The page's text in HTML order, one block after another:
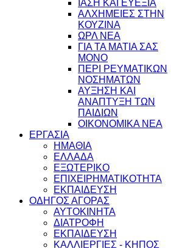
ΙΑΣΗ ΚΑΙ ΕΥΕΞΙΑ
ΑΛΧΗΜΕΙΕΣ ΣΤΗΝ
ΚΟΥΖΙΝΑ
ΩΡΛ ΝEA
ΓΙΑ ΤΑ ΜΑΤΙΑ ΣΑΣ
ΜΟΝΟ
ΠΕΡΙ ΡΕΥΜΑΤΙΚΩΝ
ΝΟΣΗΜΑΤΩΝ
ΑΥΞΗΣΗ ΚΑΙ
ΑΝΑΠΤΥΞΗ ΤΩΝ
ΠΑΙΔΙΩΝ
ΟΙΚΟΝΟΜΙΚΑ ΝΕΑ
ΕΡΓΑΣΙΑ
ΗΜΑΘΙΑ
ΕΛΛΑΔΑ
ΕΞΩΤΕΡΙΚΟ
ΕΠΙΧΕΙΡΗΜΑΤΙΚΟΤΗΤΑ
ΕΚΠΑΙΔΕΥΣΗ
ΟΔΗΓΟΣ ΑΓΟΡΑΣ
ΑΥΤΟΚΙΝΗΤΑ
ΔΙΑΤΡΟΦΗ
ΕΚΠΑΙΔΕΥΣΗ
ΚΑΛΛΙΕΡΓΙΕΣ - ΚΗΠΟΣ